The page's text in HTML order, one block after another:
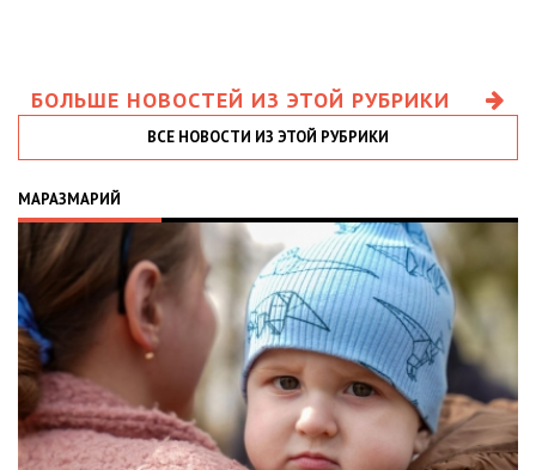
БОЛЬШЕ НОВОСТЕЙ ИЗ ЭТОЙ РУБРИКИ
ВСЕ НОВОСТИ ИЗ ЭТОЙ РУБРИКИ
МАРАЗМАРИЙ